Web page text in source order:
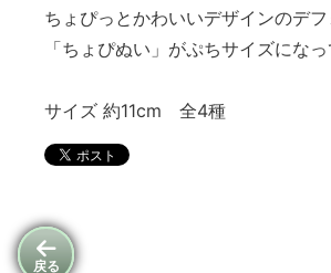
戻る
ちょぴっとかわいいデザインのデ
「ちょぴぬい」がぷちサイズになっ
サイズ 約11cm 全4種